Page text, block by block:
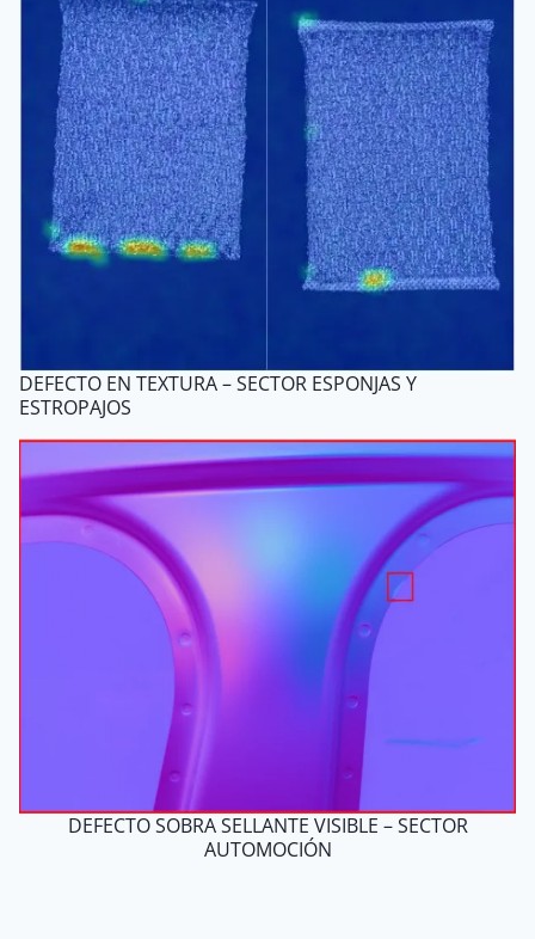
DEFECTO EN TEXTURA – SECTOR ESPONJAS Y
ESTROPAJOS
DEFECTO SOBRA SELLANTE VISIBLE – SECTOR
AUTOMOCIÓN